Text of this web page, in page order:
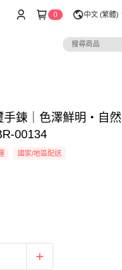
0 中文 (繁體)
手鍊｜色澤鮮明・自
00134
國家/地區配送